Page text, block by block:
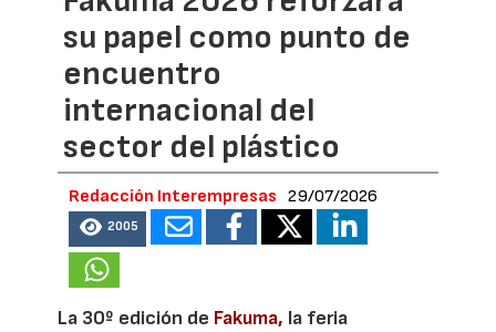
su papel como punto de
encuentro
internacional del
sector del plástico
Redacción Interempresas 29/07/2026
2005
La 30º edición de Fakuma, la feria